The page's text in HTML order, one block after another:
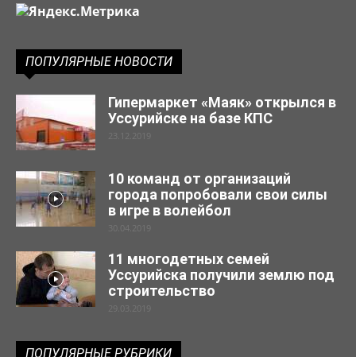
ПОПУЛЯРНЫЕ НОВОСТИ
Гипермаркет «Маяк» открылся в
Уссурийске на базе КПС
23.12.2019
10 команд от организаций
города попробовали свои силы
в игре в волейбол
30.04.2019
11 многодетных семей
Уссурийска получили землю под
строительство
29.03.2019
ПОПУЛЯРНЫЕ РУБРИКИ